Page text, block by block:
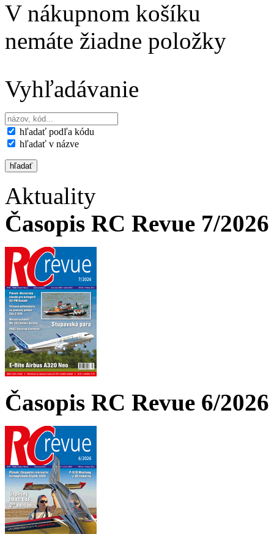
V nákupnom košíku
nemáte žiadne položky
Vyhľadávanie
hľadať podľa kódu
hľadať v názve
Aktuality
Časopis RC Revue 7/
Časopis RC Revue 6/